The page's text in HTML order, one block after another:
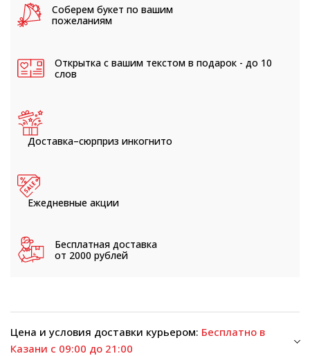
Соберем букет по вашим
пожеланиям
Открытка с вашим текстом в подарок - до 10
слов
Доставка–сюрприз инкогнито
Ежедневные акции
Бесплатная доставка
от 2000 рублей
Цена и условия доставки курьером: Бесплатно в
Казани с 09:00 до 21:00